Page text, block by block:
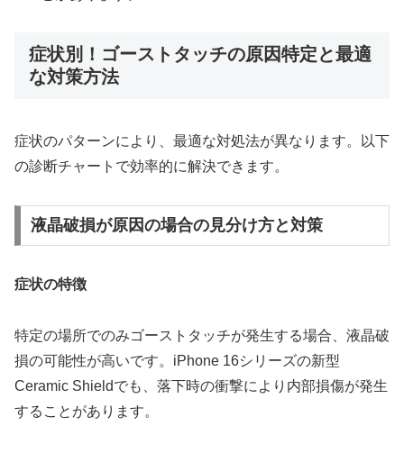
症状別！ゴーストタッチの原因特定と最適
な対策方法
症状のパターンにより、最適な対処法が異なります。以下
の診断チャートで効率的に解決できます。
液晶破損が原因の場合の見分け方と対策
症状の特徴
特定の場所でのみゴーストタッチが発生する場合、液晶破
損の可能性が高いです。iPhone 16シリーズの新型
Ceramic Shieldでも、落下時の衝撃により内部損傷が発生
することがあります。